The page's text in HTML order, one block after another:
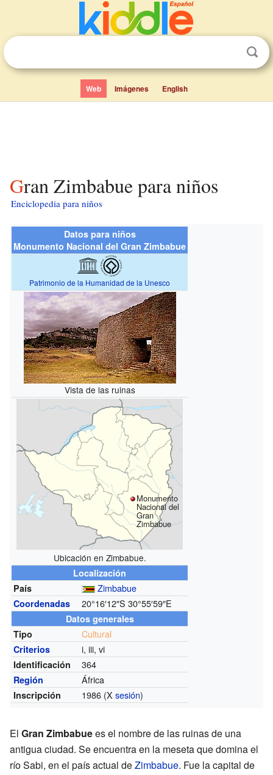
Web Imágenes English
Gran Zimbabue para niños
Enciclopedia para niños
Datos para niños
Monumento Nacional del Gran Zimbabue
Patrimonio de la Humanidad de la Unesco
Vista de las ruinas
Monumento
Nacional del
Gran
Zimbabue
Ubicación en Zimbabue.
Localización
País
Zimbabue
Coordenadas 20°16′12″S 30°55′59″E
Datos generales
Tipo
Cultural
Criterios i, iii, vi
Identificación 364
Región África
Inscripción 1986 (Xsesión)
El Gran Zimbabuees el nombre de las ruinas de una
antigua ciudad. Se encuentra en la meseta que domina el
río Sabi, en el país actual deZimbabue. Fue la capital de